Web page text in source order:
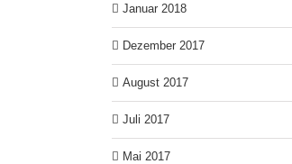
Januar 2018
Dezember 2017
August 2017
Juli 2017
Mai 2017